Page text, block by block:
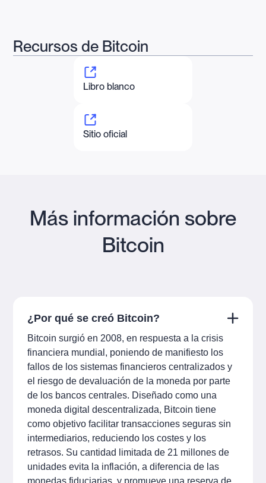
Recursos de Bitcoin
Libro blanco
Sitio oficial
Más información sobre
Bitcoin
¿Por qué se creó Bitcoin?
Bitcoin surgió en 2008, en respuesta a la crisis
financiera mundial, poniendo de manifiesto los
fallos de los sistemas financieros centralizados y
el riesgo de devaluación de la moneda por parte
de los bancos centrales. Diseñado como una
moneda digital descentralizada, Bitcoin tiene
como objetivo facilitar transacciones seguras sin
intermediarios, reduciendo los costes y los
retrasos. Su cantidad limitada de 21 millones de
unidades evita la inflación, a diferencia de las
monedas fiduciarias, y promueve una reserva de